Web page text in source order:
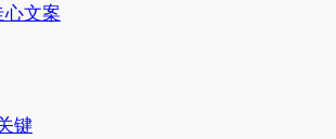
文案
键